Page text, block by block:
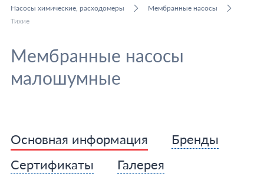
Насосы химические, расходомеры
Мембранные насосы
Тихие
Мембранные насосы
малошумные
Основная информация
Бренды
Сертификаты
Галерея